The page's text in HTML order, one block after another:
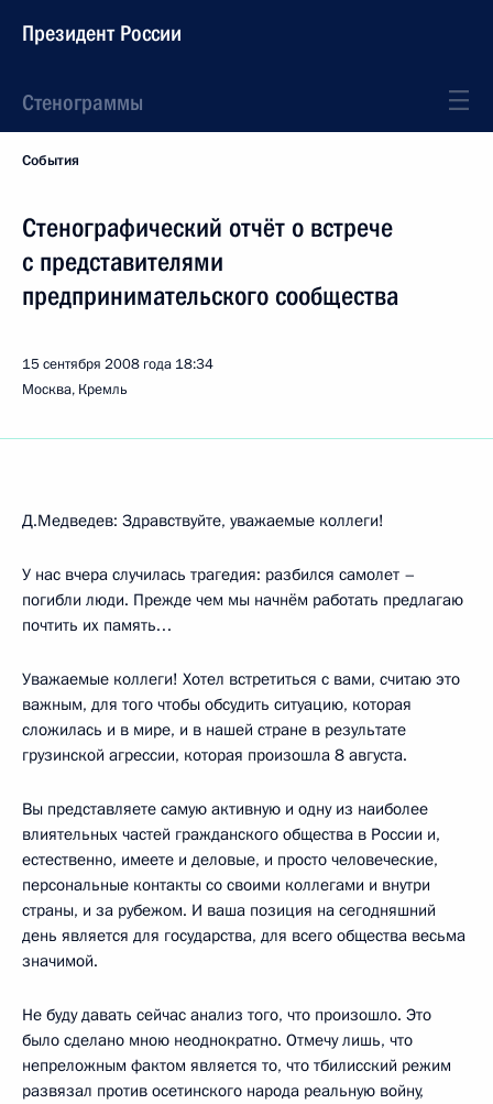
Президент России
Стенограммы
События
Стенографический отчёт о встрече
с представителями
предпринимательского сообщества
15 сентября 2008 года 18:34
Москва, Кремль
Д.Медведев: Здравствуйте, уважаемые коллеги!
У нас вчера случилась трагедия: разбился самолет –
погибли люди. Прежде чем мы начнём работать предлагаю
почтить их память…
Уважаемые коллеги! Хотел встретиться с вами, считаю это
важным, для того чтобы обсудить ситуацию, которая
сложилась и в мире, и в нашей стране в результате
грузинской агрессии, которая произошла 8 августа.
Вы представляете самую активную и одну из наиболее
влиятельных частей гражданского общества в России и,
естественно, имеете и деловые, и просто человеческие,
персональные контакты со своими коллегами и внутри
страны, и за рубежом. И ваша позиция на сегодняшний
день является для государства, для всего общества весьма
значимой.
Не буду давать сейчас анализ того, что произошло. Это
было сделано мною неоднократно. Отмечу лишь, что
непреложным фактом является то, что тбилисский режим
развязал против осетинского народа реальную войну,